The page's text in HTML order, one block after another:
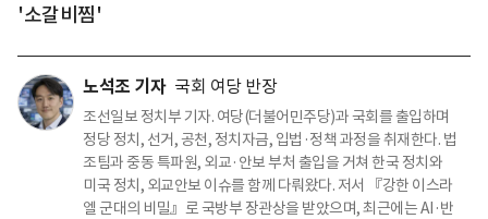
'소갈비찜'
노석조 기자 국회 여당 반장
조선일보 정치부 기자. 여당(더불어민주당)과 국회를 출입하며
정당 정치, 선거, 공천, 정치자금, 입법·정책 과정을 취재한다. 법
조팀과 중동 특파원, 외교·안보 부처 출입을 거쳐 한국 정치와
미국 정치, 외교안보 이슈를 함께 다뤄왔다. 저서 『강한 이스라
엘 군대의 비밀』로 국방부 장관상을 받았으며, 최근에는 AI·반